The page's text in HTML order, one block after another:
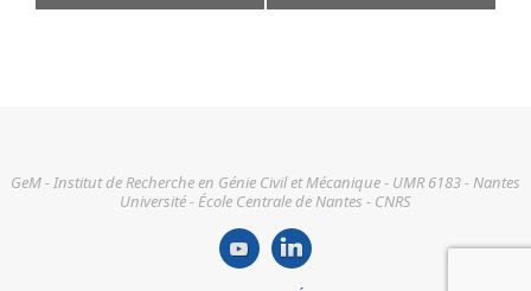
GeM - Institut de Recherche en Génie Civil et Mécanique - UMR 6183 - Nantes
Université - École Centrale de Nantes - CNRS